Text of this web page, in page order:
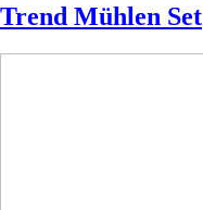
Trend Mühlen Set